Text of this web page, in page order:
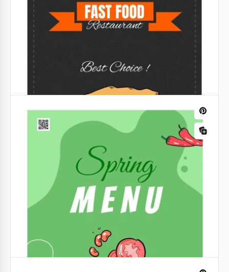
Menu de hambúrgueres de restaurante
moderno em degradê
Você não quer gastar muito dinheiro ou tempo
procurando um designer gráfico para criar um
menu atualizado para o seu restaurante? Agora esse
problema está resolvido!